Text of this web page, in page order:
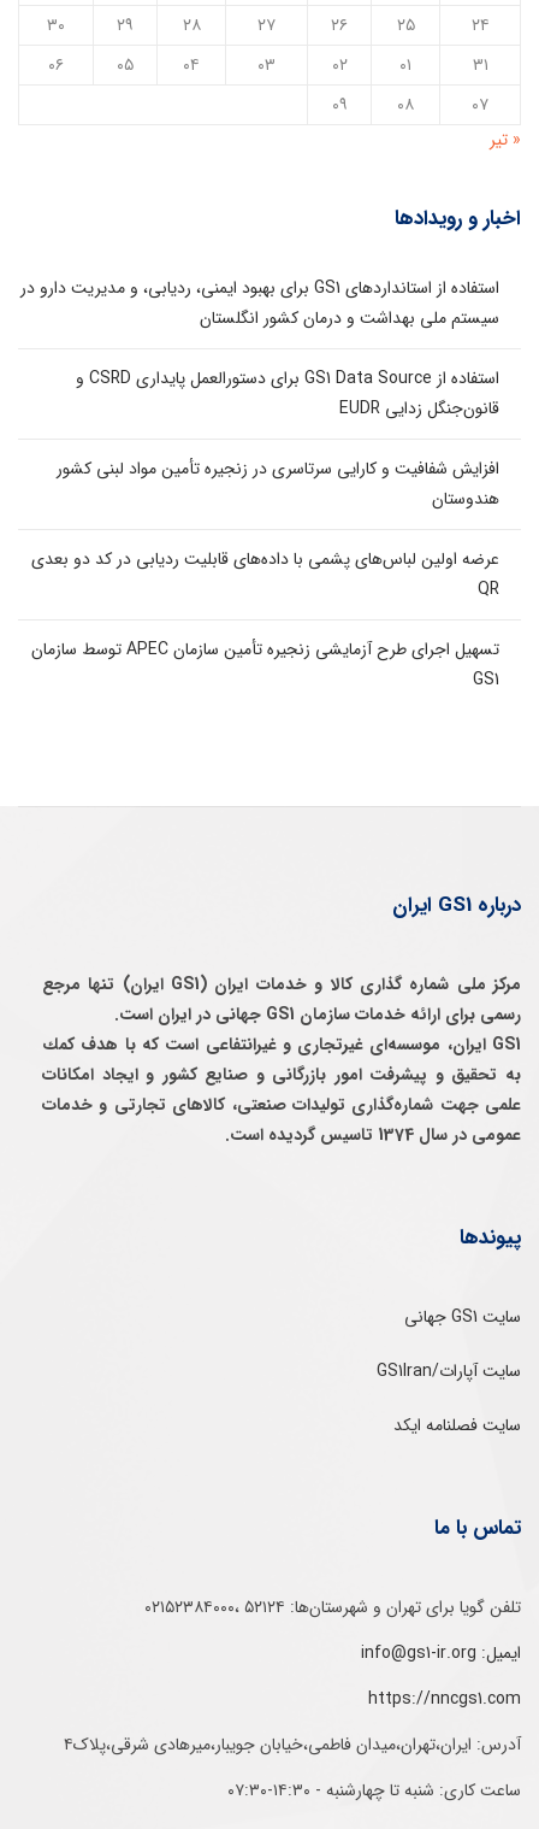
۲۴
۲۵ ۲۶ ۲۷ ۲۸ ۲۹
۳۰
۳۱
۰۱ ۰۲ ۰۳ ۰۴ ۰۵
۰۶
۰۷
۰۸
۰۹
« تیر
اخبار و رویدادها
استفاده از استانداردهای GS1 برای بهبود ایمنی، ردیابی، و مدیریت دارو در
سیستم ملی بهداشت و درمان کشور انگلستان
استفاده از GS1 Data Source برای دستورالعمل پایداری CSRD و
قانون‌جنگل زدایی EUDR
افزایش شفافیت و کارایی سرتاسری در زنجیره تأمین مواد لبنی کشور
هندوستان
عرضه اولین لباس‌های پشمی با داده‌های قابلیت ردیابی در کد دو بعدی
QR
تسهیل اجرای طرح آزمایشی زنجیره تأمین سازمان APEC توسط سازمان
GS1
درباره GS1 ایران
مرکز ملی شماره گذاری کالا و خدمات ایران (GS1 ایران) تنها مرجع
رسمی برای ارائه خدمات سازمان GS1 جهانی در ایران است.
GS1 ایران، موسسه‌ای غيرتجاری و غيرانتفاعی است كه با هدف كمك
به تحقيق و پيشرفت امور بازرگانی و صنايع كشور و ايجاد امكانات
علمی جهت شماره‌گذاری توليدات صنعتی، كالاهای تجارتی و خدمات
عمومی در سال 1374 تاسيس گرديده است.
پیوندها
سایت GS1 جهانی
سایت آپارات/GS1Iran
سایت فصلنامه ایکد
تماس با ما
تلفن‌ گویا برای‌ تهران‌‌ و‌ شهرستان‌ها:‌ ۵۲۱۲۴ ،۰۲۱۵۲۳۸۴۰۰۰
ایمیل: info@gs1-ir.org
https://nncgs1.com
آدرس: ایران،تهران،میدان فاطمی،خیابان جویبار،میرهادی شرقی،پلاک۴
ساعت کاری: شنبه تا چهارشنبه - ۱۴:۳۰-۰۷:۳۰